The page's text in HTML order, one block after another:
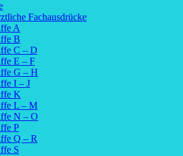
Fachausdrücke
A
B
C – D
E – F
G – H
I – J
K
L – M
N – O
P
Q – R
S